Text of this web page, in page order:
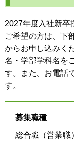
2027年度入社新卒
ご希望の方は、下
からお申し込みく
名・学部学科名を
す。また、お電話
す。
募集職種
総合職（営業職